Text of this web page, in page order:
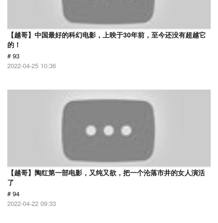
【越哥】中国最好的科幻电影，上映于30年前，至今还没有超越它
的！
# 93
2022-04-25 10:36
【越哥】陶红第一部电影，又纯又欲，把一个沦落市井的女人演活
了
# 94
2022-04-22 09:33